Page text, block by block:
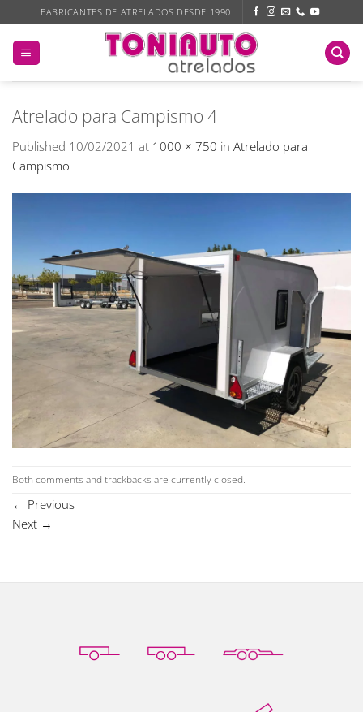
to
content
FABRICANTES DE ATRELADOS DESDE 1990
Atrelado para Campismo 4
Published 10/02/2021 at 1000 × 750 in Atrelado para
Campismo
Both comments and trackbacks are currently closed.
← Previous
Next →